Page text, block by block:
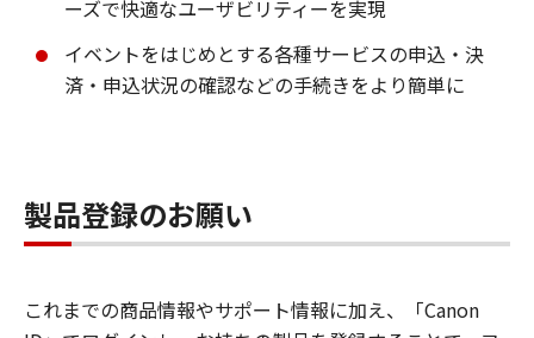
ーズで快適なユーザビリティーを実現
イベントをはじめとする各種サービスの申込・決
済・申込状況の確認などの手続きをより簡単に
製品登録のお願い
これまでの商品情報やサポート情報に加え、「Canon